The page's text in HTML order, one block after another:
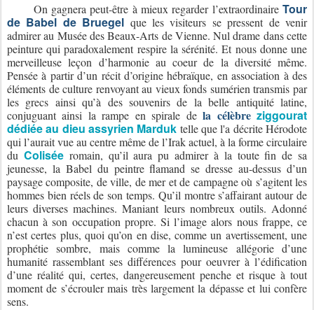
On gagnera peut-être à mieux regarder l’extraordinaire Tour
de Babel de Bruegel que les visiteurs se pressent de venir
admirer au Musée des Beaux-Arts de Vienne. Nul drame dans cette
peinture qui paradoxalement respire la sérénité. Et nous donne une
merveilleuse leçon d’harmonie au coeur de la diversité même.
Pensée à partir d’un récit d’origine hébraïque, en association à des
éléments de culture renvoyant au vieux fonds sumérien transmis par
les grecs ainsi qu’à des souvenirs de la belle antiquité latine,
conjuguant ainsi la rampe en spirale dela célèbreziggourat
dédiée au dieu assyrien Marduk telle que l'a décrite Hérodote
qui l’aurait vue au centre même de l’Irak actuel, à la forme circulaire
du Colisée romain, qu’il aura pu admirer à la toute fin de sa
jeunesse, la Babel du peintre flamand se dresse au-dessus d’un
paysage composite, de ville, de mer et de campagne où s’agitent les
hommes bien réels de son temps. Qu’il montre s’affairant autour de
leurs diverses machines. Maniant leurs nombreux outils. Adonné
chacun à son occupation propre. Si l’image alors nous frappe, ce
n’est certes plus, quoi qu’on en dise, comme un avertissement, une
prophétie sombre, mais comme la lumineuse allégorie d’une
humanité rassemblant ses différences pour oeuvrer à l’édification
d’une réalité qui, certes, dangereusement penche et risque à tout
moment de s’écrouler mais très largement la dépasse et lui confère
sens.